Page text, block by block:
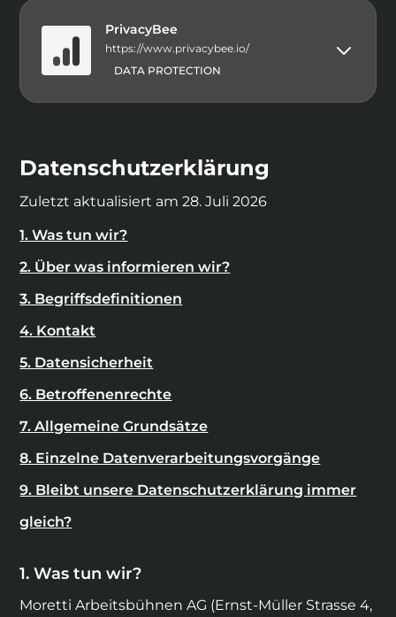
PrivacyBee
https://www.privacybee.io/
DATA PROTECTION
Datenschutzerklärung
Zuletzt aktualisiert am28. Juli 2026
1. Was tun wir?
2. Über was informieren wir?
3. Begriffsdefinitionen
4. Kontakt
5. Datensicherheit
6. Betroffenenrechte
7. Allgemeine Grundsätze
8. Einzelne Datenverarbeitungsvorgänge
9. Bleibt unsere Datenschutzerklärung immer
gleich?
Was tun wir?
Moretti Arbeitsbühnen AG (Ernst-Müller Strasse 4,